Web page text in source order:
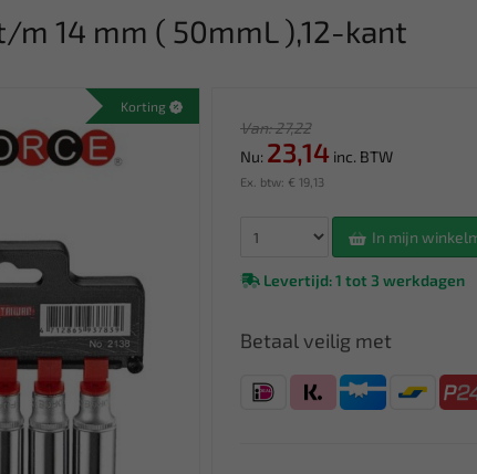
m 14 mm ( 50mmL ),12-kant
Korting
Van: 27,22
Nu: 23,14 inc. BTW
Ex. btw: € 19,13
In mijn
Levertijd: 1 tot 3 werkdagen
Betaal veilig met